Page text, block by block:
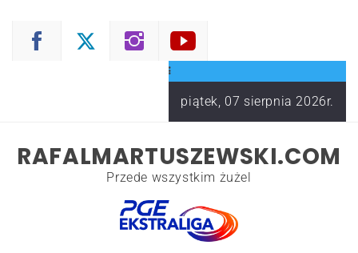
piątek, 07 sierpnia 2026r.
RAFALMARTUSZEWSKI.COM
Przede wszystkim żużel